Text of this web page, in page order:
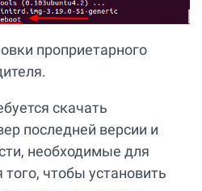
проприетарного
скачать
последней версии и
необходимые для
чтобы установить